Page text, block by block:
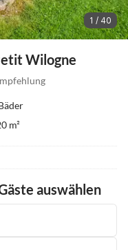
1 / 40
Wilogne
m²
auswählen